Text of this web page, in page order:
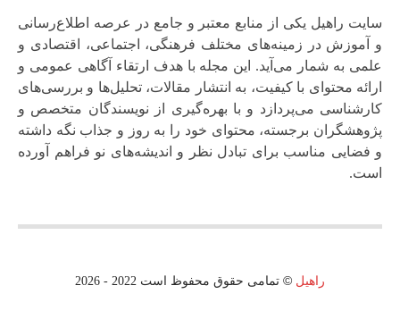
سایت راهیل یکی از منابع معتبر و جامع در عرصه اطلاع‌رسانی
و آموزش در زمینه‌های مختلف فرهنگی، اجتماعی، اقتصادی و
علمی به شمار می‌آید. این مجله با هدف ارتقاء آگاهی عمومی و
ارائه محتوای با کیفیت، به انتشار مقالات، تحلیل‌ها و بررسی‌های
کارشناسی می‌پردازد و با بهره‌گیری از نویسندگان متخصص و
پژوهشگران برجسته، محتوای خود را به‌ روز و جذاب نگه‌ داشته
و فضایی مناسب برای تبادل نظر و اندیشه‌های نو فراهم آورده
است.
راهیل © تمامی حقوق محفوظ است 2022 - 2026